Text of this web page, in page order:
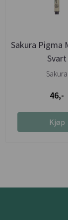
Sakura Pigma
Svart
Sakura
46,-
Kjøp